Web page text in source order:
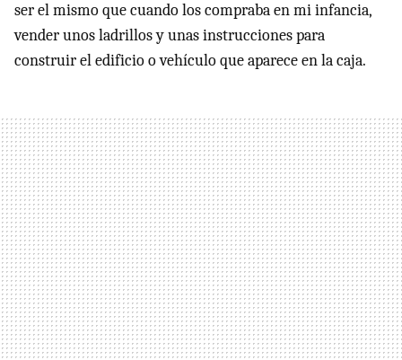
ser el mismo que cuando los compraba en mi infancia,
vender unos ladrillos y unas instrucciones para
construir el edificio o vehículo que aparece en la caja.